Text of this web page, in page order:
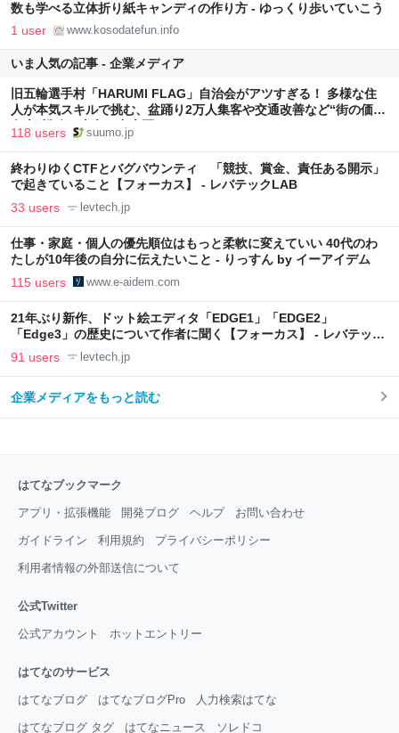
数も学べる立体折り紙キャンディの作り方 - ゆっくり歩いていこう
1 user www.kosodatefun.info
いま人気の記事 - 企業メディア
旧五輪選手村「HARUMI FLAG」自治会がアツすぎる！ 多様な住
人が本気スキルで挑む、盆踊り2万人集客や交通改善など“街の価値
向上”戦略 東京・中央区
118 users suumo.jp
終わりゆくCTFとバグバウンティ 「競技、賞金、責任ある開示」
で起きていること【フォーカス】 - レバテックLAB
33 users levtech.jp
仕事・家庭・個人の優先順位はもっと柔軟に変えていい 40代のわ
たしが10年後の自分に伝えたいこと - りっすん by イーアイデム
115 users www.e-aidem.com
21年ぶり新作、ドット絵エディタ「EDGE1」「EDGE2」
「Edge3」の歴史について作者に聞く【フォーカス】 - レバテック
LAB
91 users levtech.jp
企業メディアをもっと読む
はてなブックマーク
アプリ・拡張機能 開発ブログ ヘルプ お問い合わせ
ガイドライン 利用規約 プライバシーポリシー
利用者情報の外部送信について
公式Twitter
公式アカウント ホットエントリー
はてなのサービス
はてなブログ はてなブログPro 人力検索はてな
はてなブログ タグ はてなニュース ソレドコ